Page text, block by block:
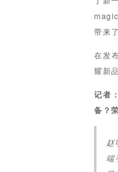
带来
在发
耀新
记者
备？
赵
端